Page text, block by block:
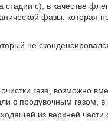
с), в качестве
фазы, которая
не
газа, возможно
с продувочным газом,
из верхней